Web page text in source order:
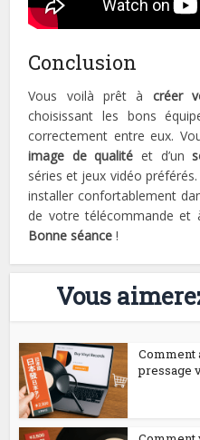
Conclusion
Vous voilà prêt à créer
choisissant les bons
correctement entre eux.
image de qualité et d’un
séries et jeux vidéo
installer confortablement
de votre télécommande et
Bonne séance !
Vous
Comment
pressage